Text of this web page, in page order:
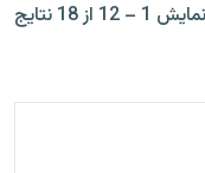
نمایش 1 – 12 از 18 نتایج